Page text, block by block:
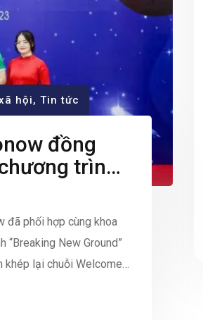
hội, Tin tức
đồng
trình
đã phối hợp cùng khoa
“Breaking New Ground”
khép lại chuỗi Welcome